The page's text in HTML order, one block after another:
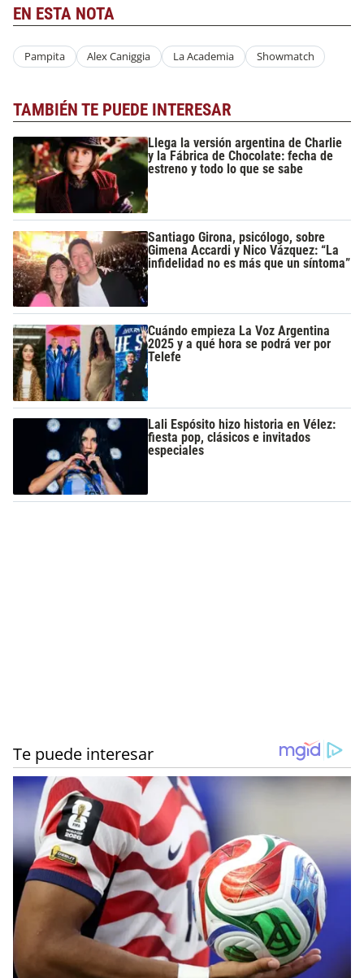
EN ESTA NOTA
Pampita Alex Caniggia La Academia Showmatch
TAMBIÉN TE PUEDE INTERESAR
Llega la versión argentina de Charlie
y la Fábrica de Chocolate: fecha de
estreno y todo lo que se sabe
Santiago Girona, psicólogo, sobre
Gimena Accardi y Nico Vázquez: “La
infidelidad no es más que un síntoma”
Cuándo empieza La Voz Argentina
2025 y a qué hora se podrá ver por
Telefe
Lali Espósito hizo historia en Vélez:
fiesta pop, clásicos e invitados
especiales